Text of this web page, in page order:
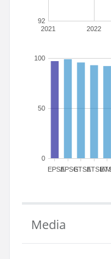
2021 2022
92
EPSAEPSGETSA
0
50
100
Media